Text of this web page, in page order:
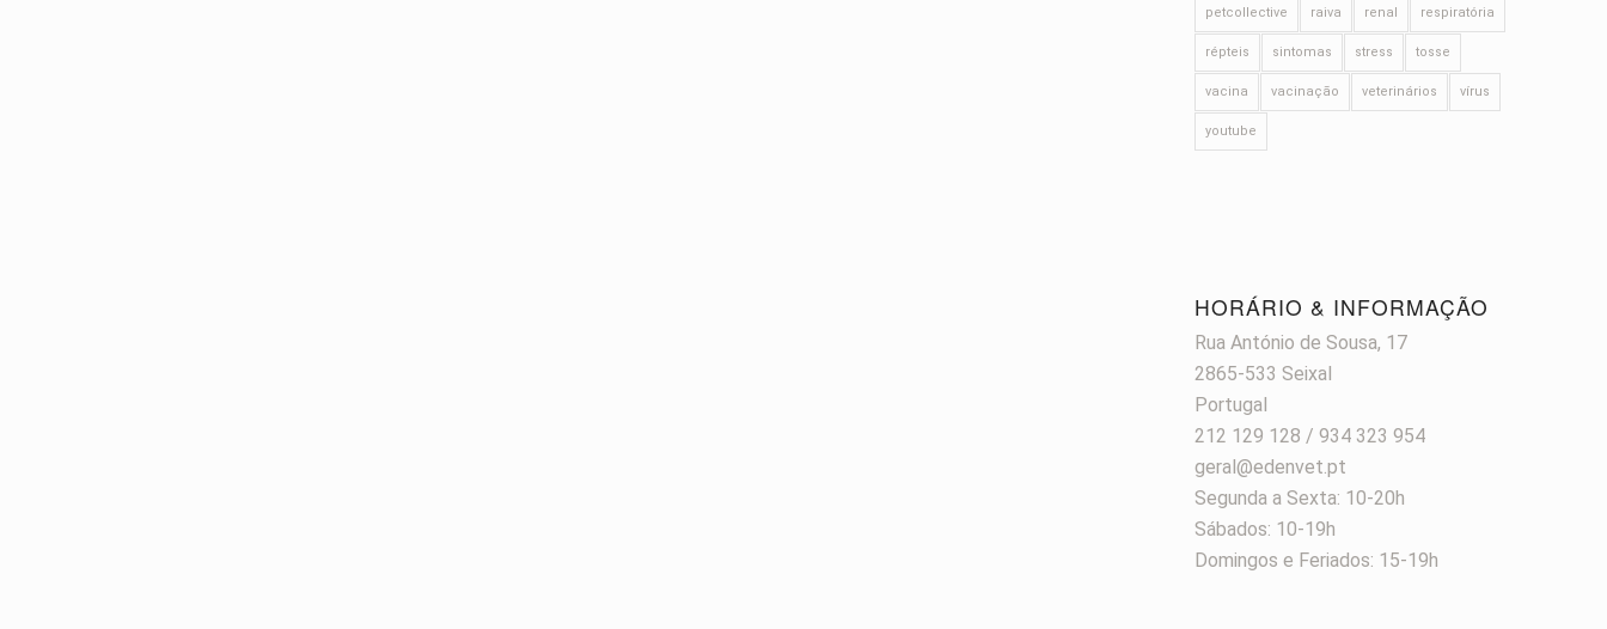
petcollective raiva renal respiratória
répteis sintomas stress tosse
vacina vacinação veterinários vírus
youtube
HORÁRIO & INFORMAÇÃO
Rua António de Sousa, 17
2865-533 Seixal
Portugal
212 129 128 / 934 323 954
geral@edenvet.pt
Segunda a Sexta: 10-20h
Sábados: 10-19h
Domingos e Feriados: 15-19h